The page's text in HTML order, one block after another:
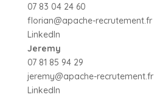
07 83 04 24 60
florian@apache-recrutement.fr
LinkedIn
Jeremy
07 81 85 94 29
jeremy@apache-recrutement.fr
LinkedIn